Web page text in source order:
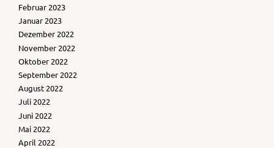
Februar 2023
Januar 2023
Dezember 2022
November 2022
Oktober 2022
September 2022
August 2022
Juli 2022
Juni 2022
Mai 2022
April 2022